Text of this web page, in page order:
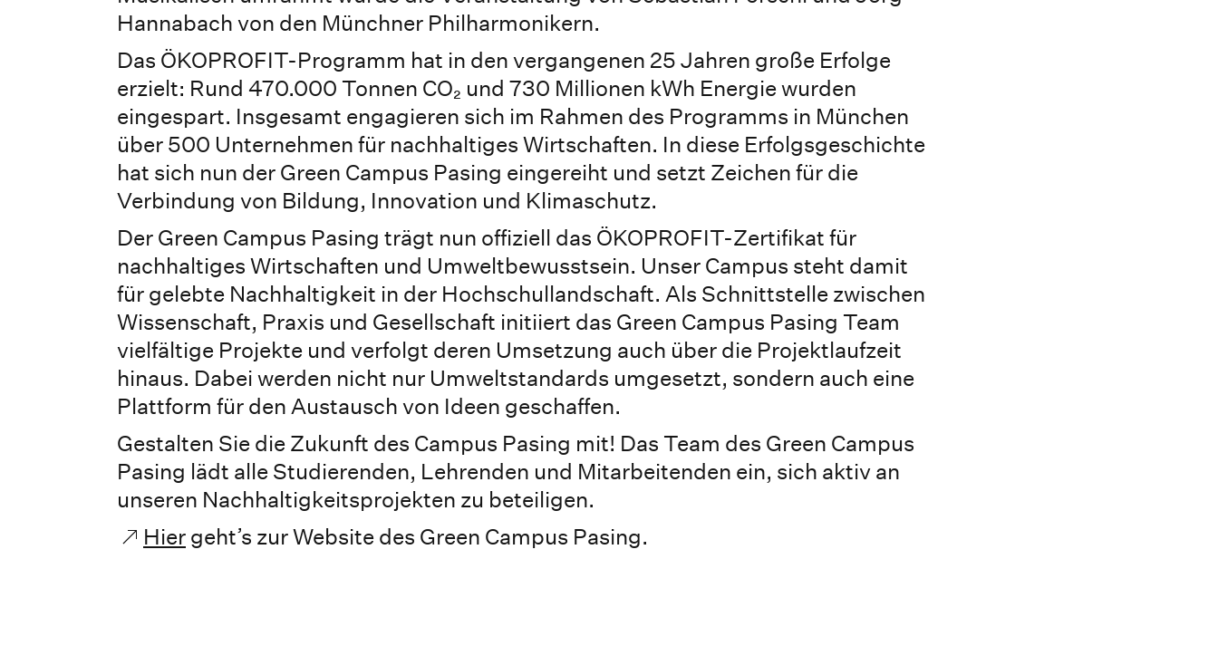
Hannabach von den Münchner Philharmonikern.
Das ÖKOPROFIT-Programm hat in den vergangenen 25 Jahren große Erfolge
erzielt: Rund 470.000 Tonnen CO₂ und 730 Millionen kWh Energie wurden
eingespart. Insgesamt engagieren sich im Rahmen des Programms in München
über 500 Unternehmen für nachhaltiges Wirtschaften. In diese Erfolgsgeschichte
hat sich nun der Green Campus Pasing eingereiht und setzt Zeichen für die
Verbindung von Bildung, Innovation und Klimaschutz.
Der Green Campus Pasing trägt nun offiziell das ÖKOPROFIT-Zertifikat für
nachhaltiges Wirtschaften und Umweltbewusstsein. Unser Campus steht damit
für gelebte Nachhaltigkeit in der Hochschullandschaft. Als Schnittstelle zwischen
Wissenschaft, Praxis und Gesellschaft initiiert das Green Campus Pasing Team
vielfältige Projekte und verfolgt deren Umsetzung auch über die Projektlaufzeit
hinaus. Dabei werden nicht nur Umweltstandards umgesetzt, sondern auch eine
Plattform für den Austausch von Ideen geschaffen.
Gestalten Sie die Zukunft des Campus Pasing mit! Das Team des Green Campus
Pasing lädt alle Studierenden, Lehrenden und Mitarbeitenden ein, sich aktiv an
unseren Nachhaltigkeitsprojekten zu beteiligen.
Hier geht’s zur Website des Green Campus Pasing.